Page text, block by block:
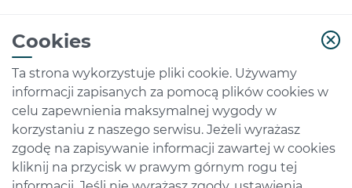
Cookies
Ta strona wykorzystuje pliki cookie. Używamy
informacji zapisanych za pomocą plików cookies w
celu zapewnienia maksymalnej wygody w
korzystaniu z naszego serwisu. Jeżeli wyrażasz
zgodę na zapisywanie informacji zawartej w cookies
kliknij na przycisk w prawym górnym rogu tej
Artykuły metalowe
Kontakt
O nas
Regulamin
Polityka prywatności
© 2026 częścirolnicze.net. Wszystkie prawa
zastrzeżone.